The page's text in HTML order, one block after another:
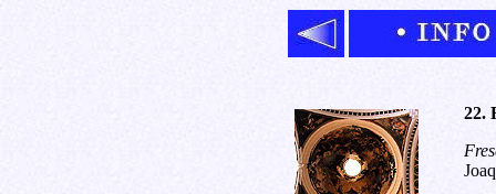
22.